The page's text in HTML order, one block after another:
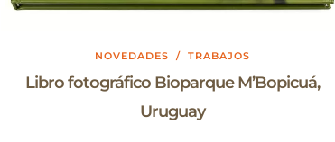
NOVEDADES /TRABAJOS
Libro fotográfico Bioparque M’Bopicuá,
Uruguay